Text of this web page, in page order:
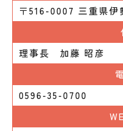
〒516-0007 三重県伊
理事長 加藤 昭彦
0596-35-0700